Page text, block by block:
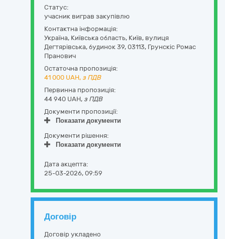
Статус:
учасник виграв закупівлю
Контактна інформація:
Україна, Київська область, Київ, вулиця
Дегтярівська, будинок 39, 03113, Грунскіс Ромас
Пранович
Остаточна пропозиція:
41 000 UAH, з ПДВ
Первинна пропозиція:
44 940 UAH, з ПДВ
Документи пропозиції:
Показати документи
Документи рішення:
Показати документи
Дата акцепта:
25-03-2026, 09:59
Договір
Договір укладено